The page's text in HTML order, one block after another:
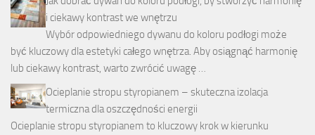
i ciekawy kontrast we wnętrzu
Wybór odpowiedniego dywanu do koloru podłogi może
być kluczowy dla estetyki całego wnętrza. Aby osiągnąć harmonię
lub ciekawy kontrast, warto zwrócić uwagę …
Ocieplanie stropu styropianem – skuteczna izolacja
termiczna dla oszczędności energii
Ocieplanie stropu styropianem to kluczowy krok w kierunku